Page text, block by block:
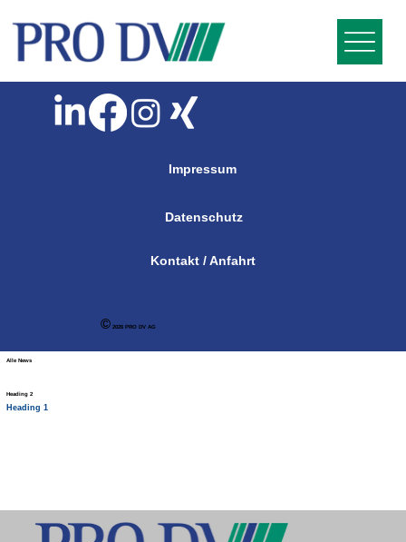
Alle News
Heading 2
Heading 1
Impressum
Datenschutz
Kontakt / Anfahrt
© 2026 PRO DV AG